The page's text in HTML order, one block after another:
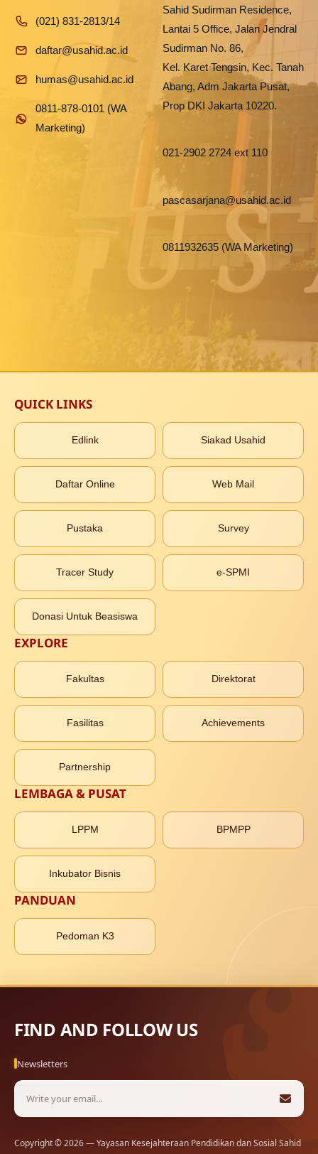
(021) 831-2813/14
daftar@usahid.ac.id
humas@usahid.ac.id
0811-878-0101 (WA
Marketing)
Sahid Sudirman Residence,
Lantai 5 Office, Jalan Jendral
Sudirman No. 86,
Kel. Karet Tengsin, Kec. Tanah
Abang, Adm Jakarta Pusat,
Prop DKI Jakarta 10220.
021-2902 2724 ext 110
pascasarjana@usahid.ac.id
0811932635 (WA Marketing)
QUICK LINKS
Edlink Siakad Usahid
Daftar Online Web Mail
Pustaka Survey
Tracer Study e-SPMI
Donasi Untuk Beasiswa
EXPLORE
Fakultas Direktorat
Fasilitas Achievements
Partnership
LEMBAGA & PUSAT
LPPM BPMPP
Inkubator Bisnis
PANDUAN
Pedoman K3
FIND AND FOLLOW US
Newsletters
Copyright © 2026 — Yayasan Kesejahteraan Pendidikan dan Sosial Sahid